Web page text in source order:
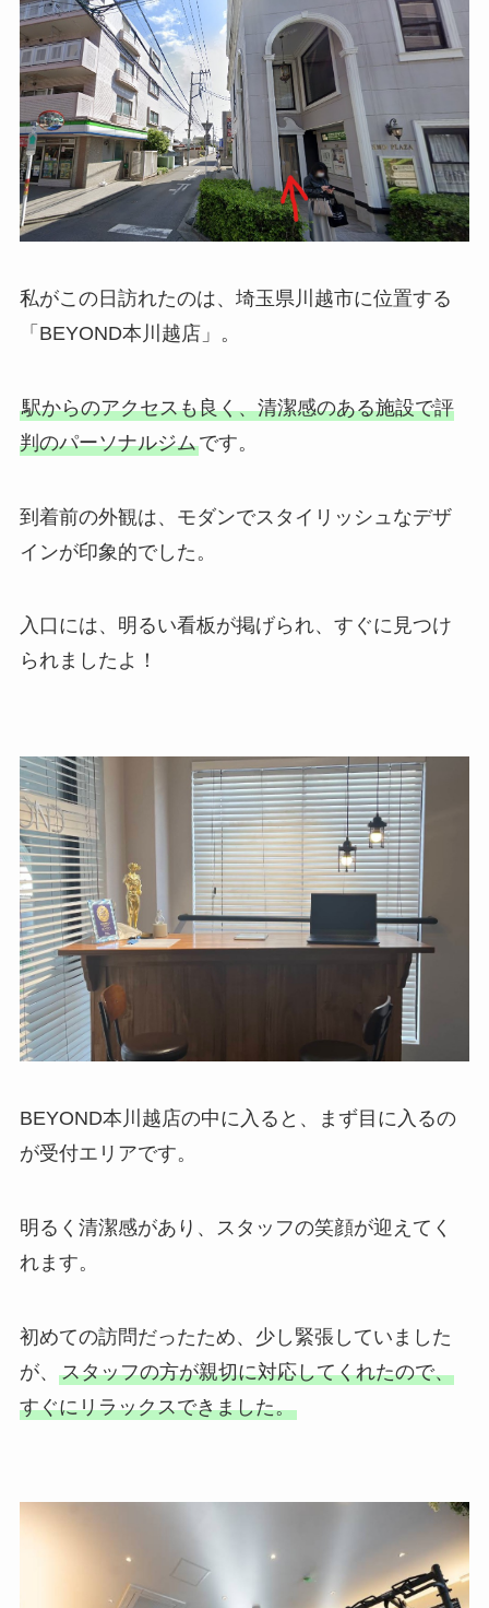
私がこの日訪れたのは、埼玉県川越市に位置する
「BEYOND本川越店」。
駅からのアクセスも良く、清潔感のある施設で評
判のパーソナルジムです。
到着前の外観は、モダンでスタイリッシュなデザ
インが印象的でした。
入口には、明るい看板が掲げられ、すぐに見つけ
られましたよ！
BEYOND本川越店の中に入ると、まず目に入るの
が受付エリアです。
明るく清潔感があり、スタッフの笑顔が迎えてく
れます。
初めての訪問だったため、少し緊張していました
が、 スタッフの方が親切に対応してくれたので、
すぐにリラックスできました。